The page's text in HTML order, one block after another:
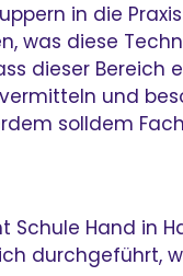
in die
was diese
dieser
und
solldem
Hand in
durchgeführt,